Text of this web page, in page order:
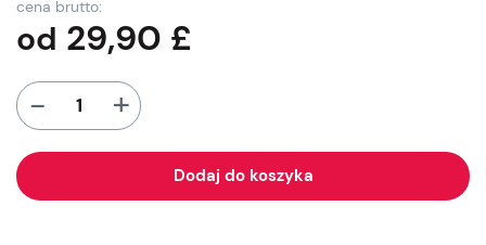
cena brutto:
od 29,90 £
- +
Dodaj do koszyka